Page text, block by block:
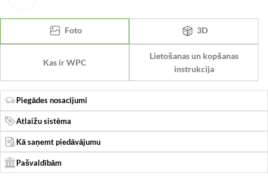
Foto 3D
Kas ir WPC
Lietošanas un kopšanas
instrukcija
Piegādes nosacījumi
Atlaižu sistēma
Kā saņemt piedāvājumu
Pašvaldībām